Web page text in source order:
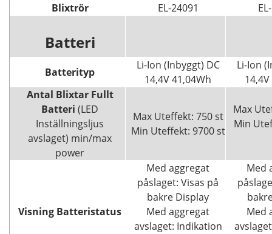
Blixtrör
EL-24091
Batteri
Batterityp
Li-Ion (Inbyggt) DC
14,4V 41,04Wh
Li-Ion
Antal Blixtar Fullt
Batteri (LED
Inställningsljus
avslaget) min/max
power
Max Uteffekt: 750 st
Min Uteffekt: 9700 st
Max
Min
Visning Batteristatus
Med aggregat
påslaget: Visas på
bakre Display
Med aggregat
avslaget: Indikation
Med
Med